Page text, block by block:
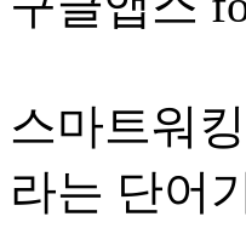
스마트워
라는 단어